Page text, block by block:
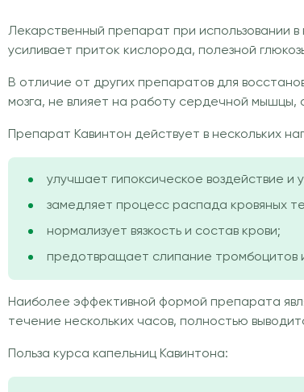
Лекарственный препарат при использовании
усиливает приток кислорода, полезной
В отличие от других препаратов для
мозга, не влияет на работу сердечной
Препарат Кавинтон действует в нескольких
улучшает гипоксическое воздействие и
замедляет процесс распада кровяных
нормализует вязкость и состав крови;
предотвращает слипание тромбоцитов
Наиболее эффективной формой препарата
течение нескольких часов, полностью
Польза курса капельниц Кавинтона: